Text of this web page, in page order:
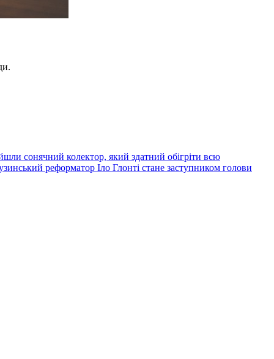
сонячний колектор, який здатний обігріти всю
реформатор Іло Глонті стане заступником голови